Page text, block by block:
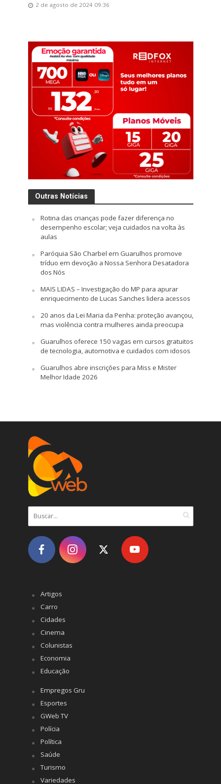
2 de agosto de 2024 09:36
Outras Notícias
Rotina das crianças pode fazer diferença no
desempenho escolar; veja cuidados na volta às
aulas
Paróquia São Charbel em Guarulhos promove
tríduo em devoção a Nossa Senhora Desatadora
dos Nós
MAIS LIDAS – Investigação do MP para apurar
enriquecimento de Lucas Sanches lidera acessos
20 anos da Lei Maria da Penha: proteção avançou,
mas violência contra mulheres ainda preocupa
Guarulhos oferece 150 vagas em cursos gratuitos
de tecnologia, automotiva e cuidados com idosos
Guarulhos abre inscrições para Miss e Mister
Melhor Idade 2026
Artigos
Carro
Cidades
Cinema
Colunistas
Economia
Educação
Empregos Gru
Esportes
GWeb TV
Polícia
Política
Saúde
Turismo
Variedades